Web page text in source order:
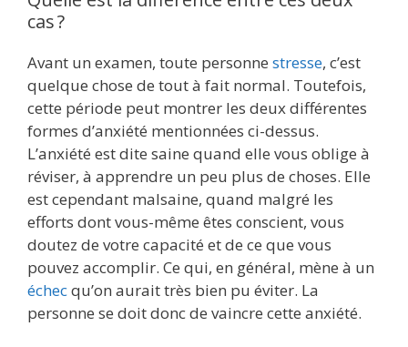
cas ?
Avant un examen, toute personne stresse, c’est
quelque chose de tout à fait normal. Toutefois,
cette période peut montrer les deux différentes
formes d’anxiété mentionnées ci-dessus.
L’anxiété est dite saine quand elle vous oblige à
réviser, à apprendre un peu plus de choses. Elle
est cependant malsaine, quand malgré les
efforts dont vous-même êtes conscient, vous
doutez de votre capacité et de ce que vous
pouvez accomplir. Ce qui, en général, mène à un
échecqu’on aurait très bien pu éviter. La
personne se doit donc de vaincre cette anxiété.